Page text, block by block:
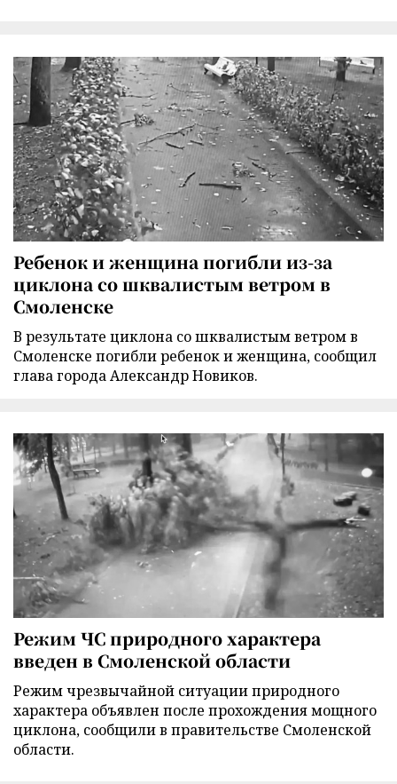
Ребенок и женщина погибли из-за
циклона со шквалистым ветром в
Смоленске
В результате циклона со шквалистым ветром в
Смоленске погибли ребенок и женщина, сообщил
глава города Александр Новиков.
Режим ЧС природного характера
введен в Смоленской области
Режим чрезвычайной ситуации природного
характера объявлен после прохождения мощного
циклона, сообщили в правительстве Смоленской
области.